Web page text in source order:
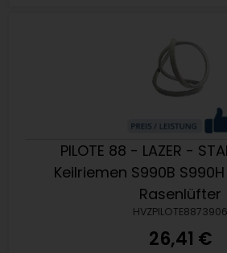
PILOTE 88 - LAZER -
Keilriemen S990B
Rasenlüfter
HVZPILOTE8873906
26,41 €